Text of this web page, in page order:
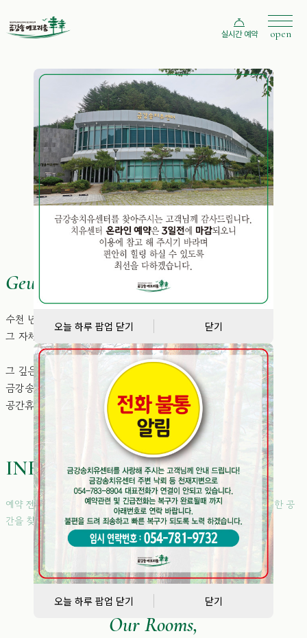
실시간 예약 open
Healing Forestand Peaceful Rest,
Space WithNature and Comfort
GeumGangSong,
수천 년의 세월을 견뎌온 금강소나무 숲은
그 자체로 거대한 생명의 숨결입니다.
그 깊은 숲의 생명력을 오롯이 품고 있는
금강송에코리움이 2026년 1월,
공간휴담과 만나 새로운 치유의 여정을 시작합니다.
INFO MAP
예약 전 객실과 시설 위치를 미리 확인하여 내 여행 스타일에 맞는 완벽한 공
간을 찾아보세요.
Our Rooms,
오늘 하루 팝업 닫기 닫기
오늘 하루 팝업 닫기 닫기